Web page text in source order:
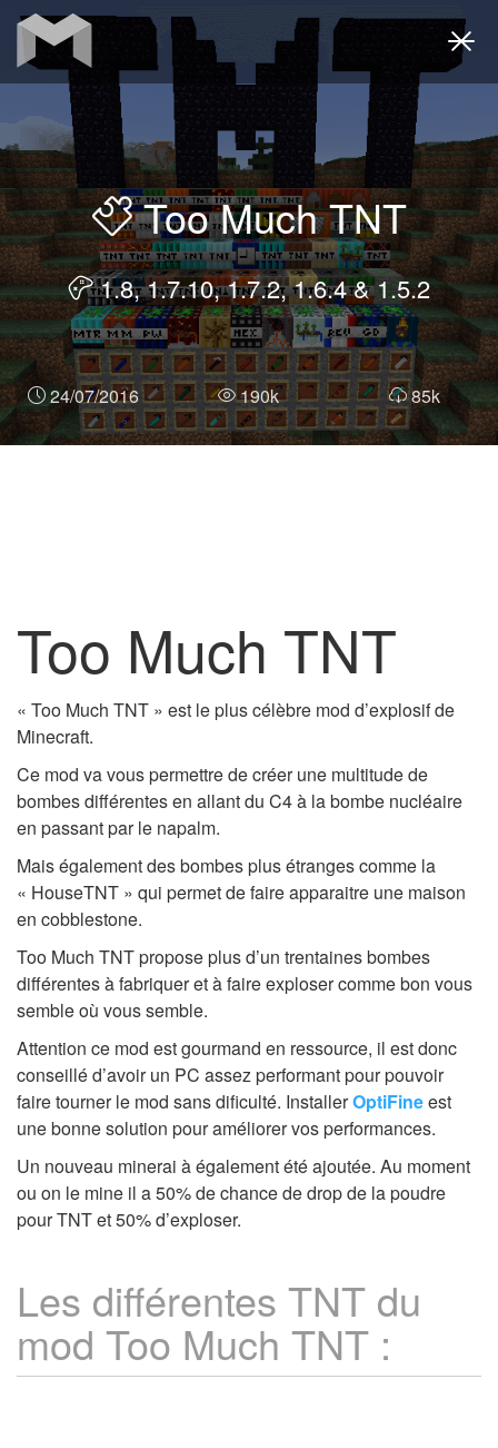
Too Much TNT
1.8, 1.7.10, 1.7.2, 1.6.4 & 1.5.2
24/07/2016 190k 85k
Too Much TNT
« Too Much TNT » est le plus célèbre mod d’explosif de
Minecraft.
Ce mod va vous permettre de créer une multitude de
bombes différentes en allant du C4 à la bombe nucléaire
en passant par le napalm.
Mais également des bombes plus étranges comme la
« HouseTNT » qui permet de faire apparaitre une maison
en cobblestone.
Too Much TNT propose plus d’un trentaines bombes
différentes à fabriquer et à faire exploser comme bon vous
semble où vous semble.
Attention ce mod est gourmand en ressource, il est donc
conseillé d’avoir un PC assez performant pour pouvoir
faire tourner le mod sans dificulté. InstallerOptiFineest
une bonne solution pour améliorer vos performances.
Un nouveau minerai à également été ajoutée. Au moment
ou on le mine il a 50% de chance de drop de la poudre
pour TNT et 50% d’exploser.
Les différentes TNT du
mod Too Much TNT :